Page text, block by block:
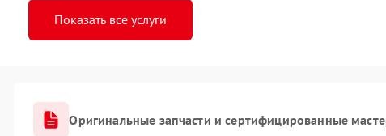
Показать все услуги
Оригинальные запчасти и сертифицированные